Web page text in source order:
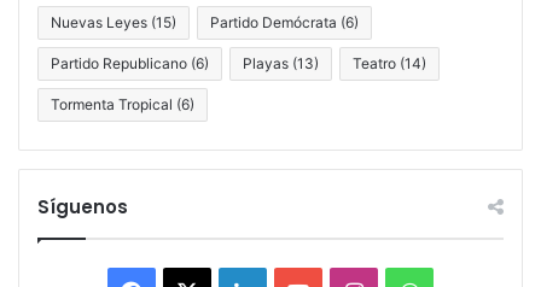
Nuevas Leyes (15) Partido Demócrata (6)
Partido Republicano (6) Playas (13) Teatro (14)
Tormenta Tropical (6)
Síguenos